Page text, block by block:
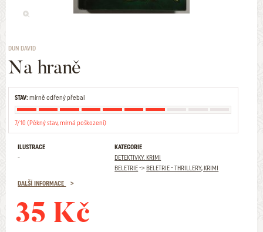
DUN DAVID
Na hraně
STAV:mírně odřený přebal
7/10 (Pěkný stav, mírná poškození)
ILUSTRACE
-
KATEGORIE
DETEKTIVKY. KRIMI
BELETRIE->BELETRIE - THRILLERY, KRIMI
DALŠÍ INFORMACE
35 Kč